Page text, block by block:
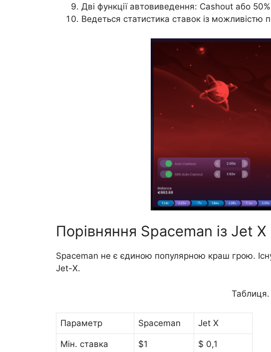
Дві функції автовиведення: Cashout або
Ведеться статистика ставок із можливістю
Порівняння Spaceman із Jet X
Spaceman не є єдиною популярною краш грою.
Jet-Х.
Таблиця.
Параметр Spaceman Jet X
Мін. ставка $1 $ 0,1